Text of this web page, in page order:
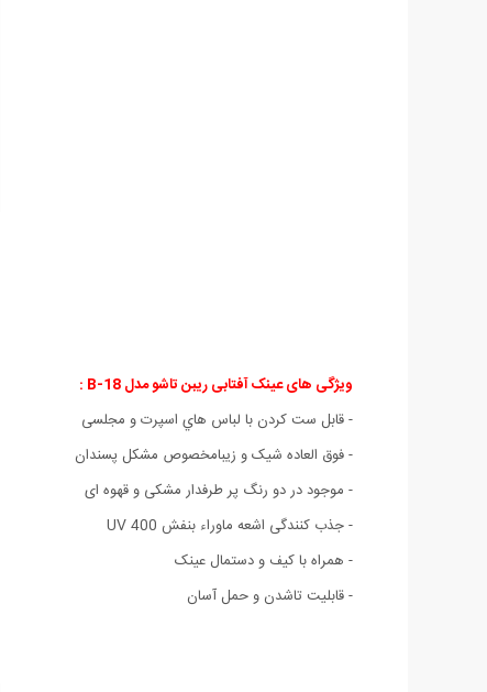
ویژگی های عینک آفتابی ریبن تاشو مدل B-18 :
- قابل ست كردن با لباس هاي اسپرت و مجلسی
- فوق العاده شیک و زیبامخصوص مشکل پسندان
- موجود در دو رنگ پر طرفدار مشکی و قهوه ای
- جذب کنندگی اشعه ماوراء بنفش UV 400
- همراه با کیف و دستمال عینک
- قابلیت تاشدن و حمل آسان